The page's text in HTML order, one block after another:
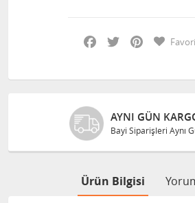
Facebook
Twitter Pinterest
AYNI GÜN
Bayi Siparişleri Aynı
Ürün Bilgisi